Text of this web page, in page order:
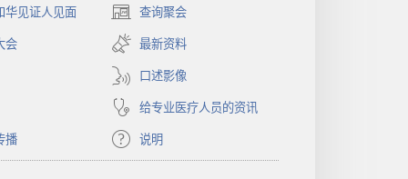
华见证人见面 查询聚会
（打
开
新
窗
口）
会
最新资料
口述影像
给专业医疗人员的资讯
播
说明